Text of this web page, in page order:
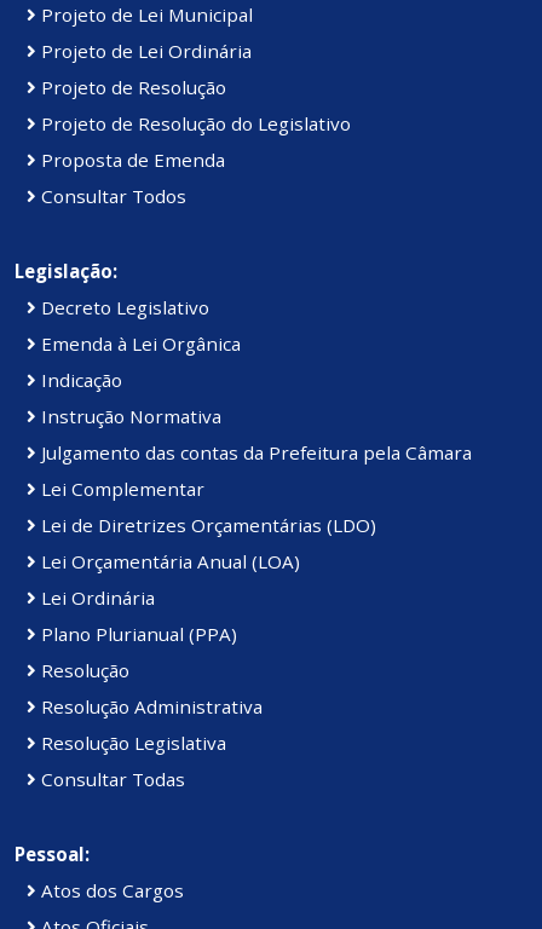
Projeto de Lei Municipal
Projeto de Lei Ordinária
Projeto de Resolução
Projeto de Resolução do Legislativo
Proposta de Emenda
Consultar Todos
Legislação:
Decreto Legislativo
Emenda à Lei Orgânica
Indicação
Instrução Normativa
Julgamento das contas da Prefeitura pela Câmara
Lei Complementar
Lei de Diretrizes Orçamentárias (LDO)
Lei Orçamentária Anual (LOA)
Lei Ordinária
Plano Plurianual (PPA)
Resolução
Resolução Administrativa
Resolução Legislativa
Consultar Todas
Pessoal:
Atos dos Cargos